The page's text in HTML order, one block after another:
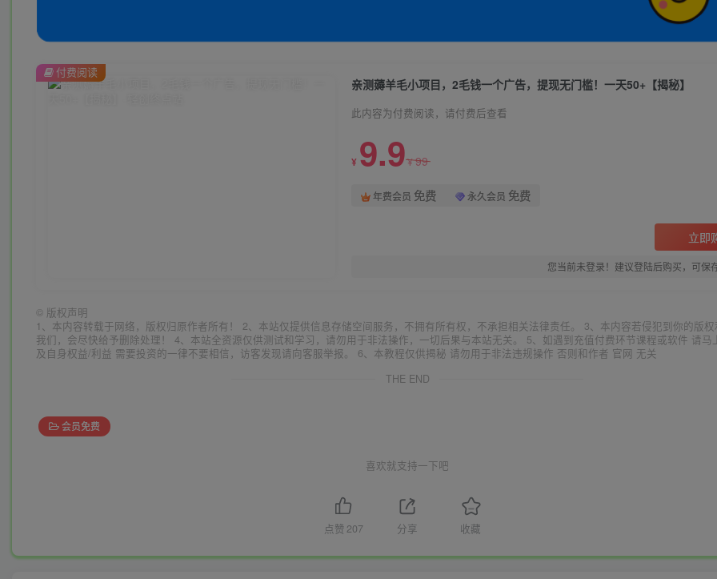
亲测薅羊毛小项目，2毛钱一个广告，提现无门槛！一天50+【揭秘】
此内容为付费阅读，请付费后查看
¥ 9.9¥99
年费会员 免费 永久会员 免费
立即
您当前未登录！建议登陆后购买，可保
付费阅读
© 版权声明
1、本内容转载于网络，版权归原作者所有！ 2、本站仅提供信息存储空间服务，不拥有所有权，不承担相关法律责任。 3、本内容若侵犯到你的版权
我们，会尽快给予删除处理！ 4、本站全资源仅供测试和学习，请勿用于非法操作，一切后果与本站无关。 5、如遇到充值付费环节课程或软件 请马
及自身权益/利益 需要投资的一律不要相信，访客发现请向客服举报。 6、本教程仅供揭秘 请勿用于非法违规操作 否则和作者 官网 无关
THE END
会员免费
喜欢就支持一下吧
点赞 207 分享 收藏